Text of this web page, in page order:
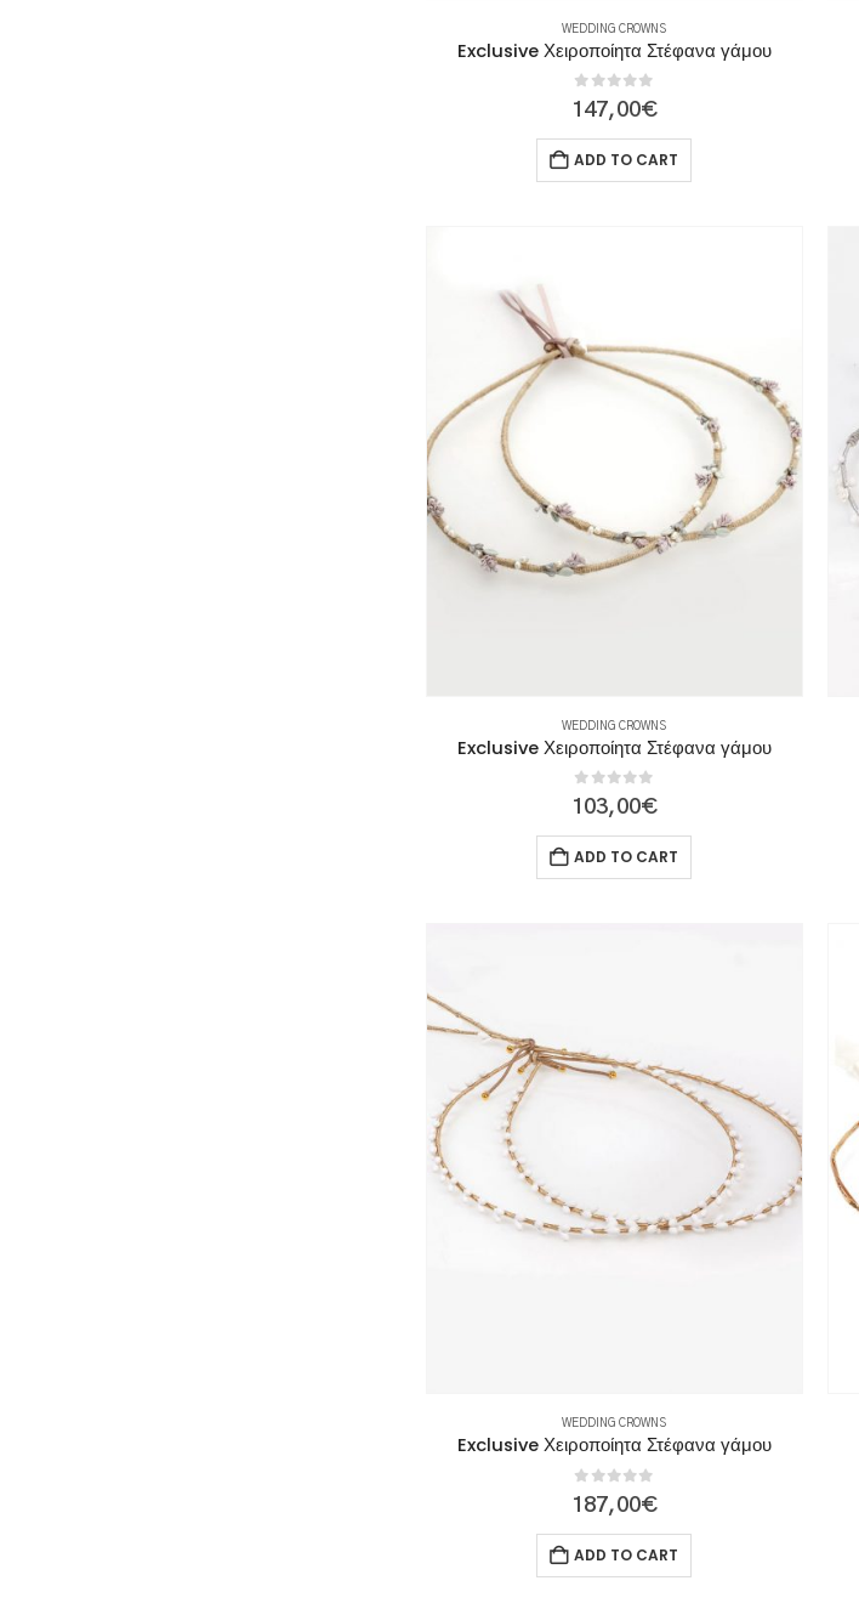
WEDDING CROWNS
Exclusive Χειροποίητα Στέφανα γάμου
0 out of 5
147,00€
ADD TO CART
WEDDING CROWNS
Exclusive Χειροποίητα Στέφανα γάμου
0 out of 5
103,00€
ADD TO CART
WEDDING CROWNS
Exclusive Χειροποίητα Στέφανα γάμου
0 out of 5
187,00€
ADD TO CART